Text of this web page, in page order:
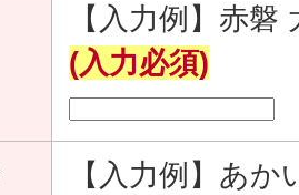
【入力例】赤磐
(入力必須)
【入力例】あ